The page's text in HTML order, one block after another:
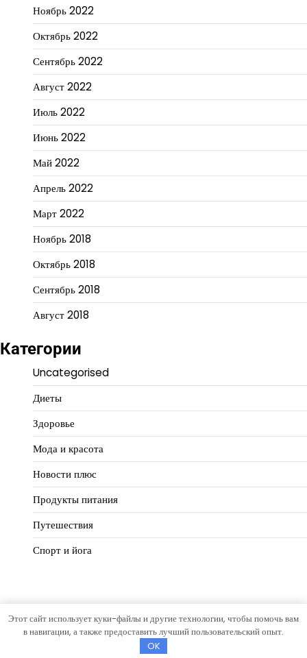
Ноябрь 2022
Октябрь 2022
Сентябрь 2022
Август 2022
Июль 2022
Июнь 2022
Май 2022
Апрель 2022
Март 2022
Ноябрь 2018
Октябрь 2018
Сентябрь 2018
Август 2018
Категории
Uncategorised
Диеты
Здоровье
Мода и красота
Новости плюс
Продукты питания
Путешествия
Спорт и йога
Copyright © 2026Идеальный балансТема Hourly News от
Этот сайт использует куки-файлы и другие технологии, чтобы помочь вам
в навигации, а также предоставить лучший пользовательский опыт.
OK